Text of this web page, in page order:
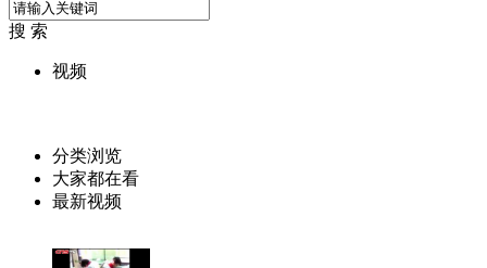
搜 索
视频
分类浏览
大家都在看
最新视频